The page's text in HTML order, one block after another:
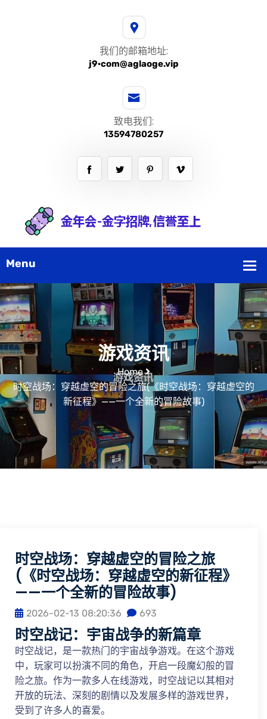
我们的邮箱地址:
j9·com@aglaoge.vip
致电我们:
13594780257
游戏资讯
Home
时空战场：穿越虚空的冒险之旅(《时空战场：穿越虚空的
新征程》——一个全新的冒险故事)
时空战场：穿越虚空的冒险之旅
(《时空战场：穿越虚空的新征程》
——一个全新的冒险故事)
2026-02-13 08:20:36 693
时空战记：宇宙战争的新篇章
时空战记，是一款热门的宇宙战争游戏。在这个游戏
中，玩家可以扮演不同的角色，开启一段魔幻般的冒
险之旅。作为一款多人在线游戏，时空战记以其相对
开放的玩法、深刻的剧情以及发展多样的游戏世界，
受到了许多人的喜爱。